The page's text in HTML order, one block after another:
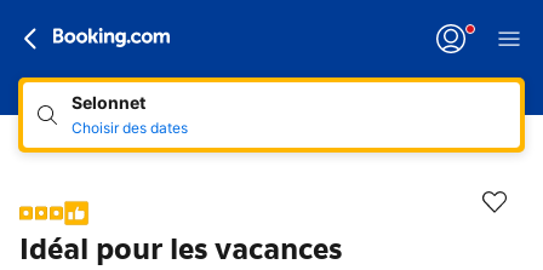
Selonnet
Choisir des dates
Idéal pour les vacances